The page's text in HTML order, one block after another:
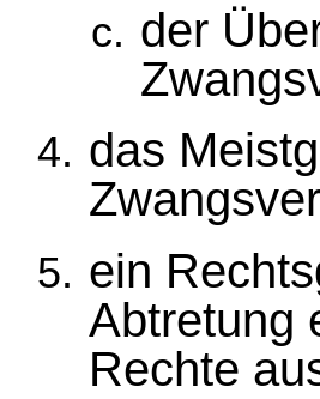
der
das
ein
Abtretung
Rechte